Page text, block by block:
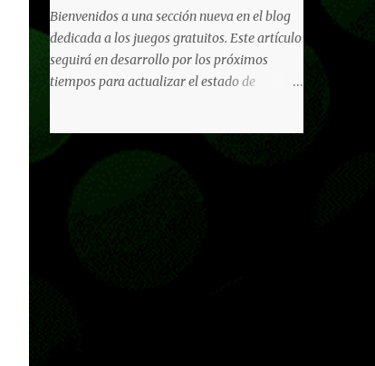
Pass o en tu aplicación de Xbox yendo
directamente a la pestaña de Game Pass.
Essential también ahora sumará el acceso a
la Nube de Xbox, el cual nos permitite jugar
juegos compatibles si es que los compramos
previamente (con más títulos en camino a
ser compatibles con la función Transmite tu
Bienvenidos a una sección nueva en el blog
dedicada a los juegos gratuitos. Este artículo
seguirá en desarrollo por los próximos
tiempos para actualizar el estado de
de nuestros lectores. Primero que nada
hemos remarcado los juegos gratuitos que
están limitados o en otras regiones. Dichos